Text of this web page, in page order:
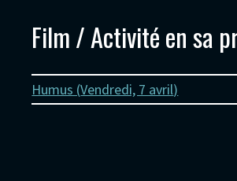
Film / Activité en sa
Humus (Vendredi, 7 avril)